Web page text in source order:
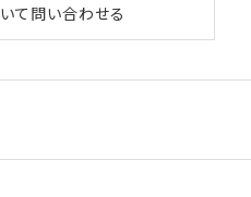
て問い合わせる